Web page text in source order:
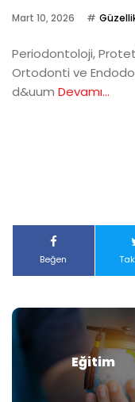
Mart 10, 2026
Periodontoloji,
Ortodonti ve
d&uum Devamı...
Beğen
Eğitim